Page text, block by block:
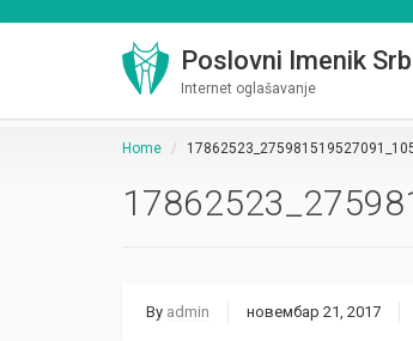
Poslovni Imenik
Internet oglašavanje
Home
By admin новембар 21, 2017